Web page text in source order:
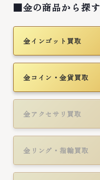
■金の商品から探す
金インゴット買取
金コイン・金貨買取
金アクセサリ買取
金リング・指輪買取